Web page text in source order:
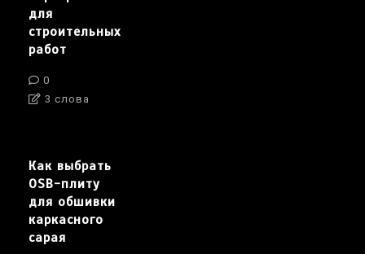
для
строительных
работ
0
3 слова
Как выбрать
OSB-плиту
для обшивки
каркасного
сарая